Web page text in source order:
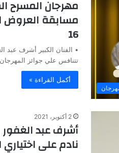
مهرجان المسرح
مسابقة العروض
16
تتنافس علي جوائز
أكمل القراءة »
2 أكتوبر، 2021
أشرف عبد
نادم على